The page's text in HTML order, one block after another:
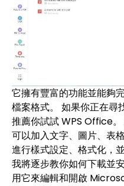
它擁有豐富的功能並能
檔案格式。 如果你正在尋
推薦你試試 WPS Office。
可以加入文字、圖片、表
進行樣式設定、格式化，
我將逐步教你如何下載並
用它來編輯和開啟